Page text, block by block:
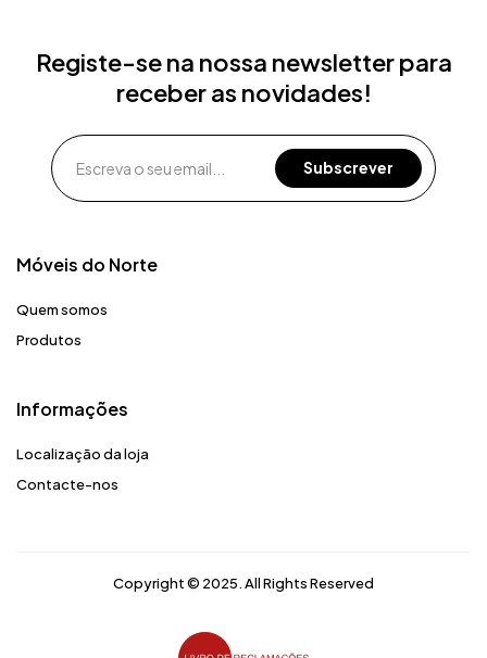
Móveis do Norte​
Quem somos
Produtos
Registe-se na nossa newsletter para
receber as novidades!
Informações
Localização da loja
Contacte-nos
Copyright © 2025. All Rights Reserved